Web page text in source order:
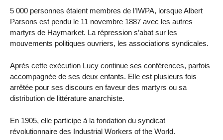
5 000 personnes étaient membres de l’IWPA, lorsque Albert
Parsons est pendu le 11 novembre 1887 avec les autres
martyrs de Haymarket. La répression s’abat sur les
mouvements politiques ouvriers, les associations syndicales.
Après cette exécution Lucy continue ses conférences, parfois
accompagnée de ses deux enfants. Elle est plusieurs fois
arrêtée pour ses discours en faveur des martyrs ou sa
distribution de littérature anarchiste.
En 1905, elle participe à la fondation du syndicat
révolutionnaire des Industrial Workers of the World.